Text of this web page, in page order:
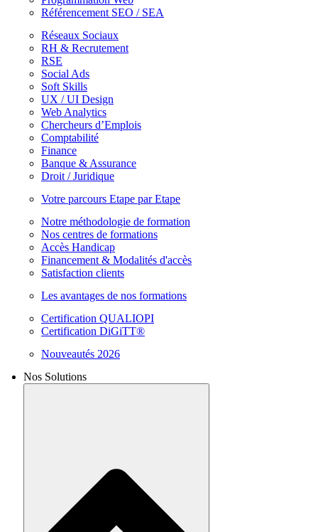
Référencement SEO / SEA
Réseaux Sociaux
RH & Recrutement
RSE
Social Ads
Soft Skills
UX / UI Design
Web Analytics
Chercheurs d’Emplois
Comptabilité
Finance
Banque & Assurance
Droit / Juridique
Votre parcours Etape par Etape
Notre méthodologie de formation
Nos centres de formations
Accès Handicap
Financement & Modalités d'accès
Satisfaction clients
Les avantages de nos formations
Certification QUALIOPI
Certification DiGiTT®
Nouveautés 2026
Nos Solutions